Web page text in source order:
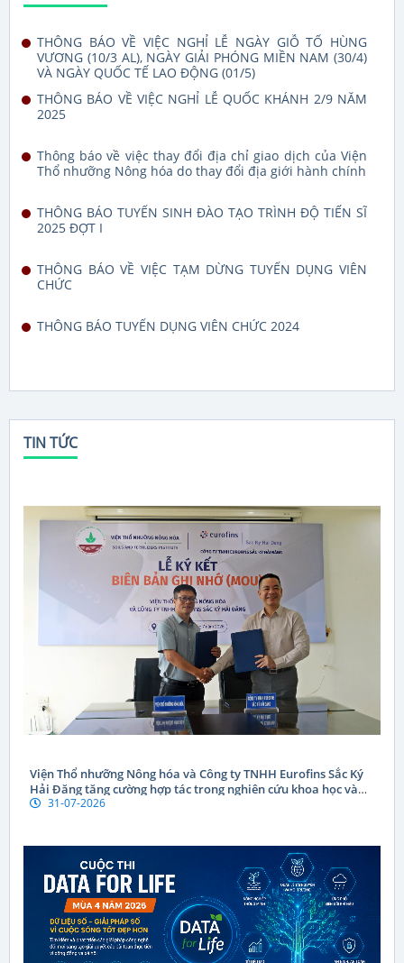
THÔNG BÁO VỀ VIỆC NGHỈ LỄ NGÀY GIỖ TỔ HÙNG
VƯƠNG (10/3 AL), NGÀY GIẢI PHÓNG MIỀN NAM (30/4)
VÀ NGÀY QUỐC TẾ LAO ĐỘNG (01/5)
THÔNG BÁO VỀ VIỆC NGHỈ LỄ QUỐC KHÁNH 2/9 NĂM
2025
Thông báo về việc thay đổi địa chỉ giao dịch của Viện
Thổ nhưỡng Nông hóa do thay đổi địa giới hành chính
THÔNG BÁO TUYỂN SINH ĐÀO TẠO TRÌNH ĐỘ TIẾN SĨ
2025 ĐỢT I
THÔNG BÁO VỀ VIỆC TẠM DỪNG TUYỂN DỤNG VIÊN
CHỨC
THÔNG BÁO TUYỂN DỤNG VIÊN CHỨC 2024
TIN TỨC
Viện Thổ nhưỡng Nông hóa và Công ty TNHH Eurofins Sắc Ký
Hải Đăng tăng cường hợp tác trong nghiên cứu khoa học và
chuyển giao công nghệ
31-07-2026